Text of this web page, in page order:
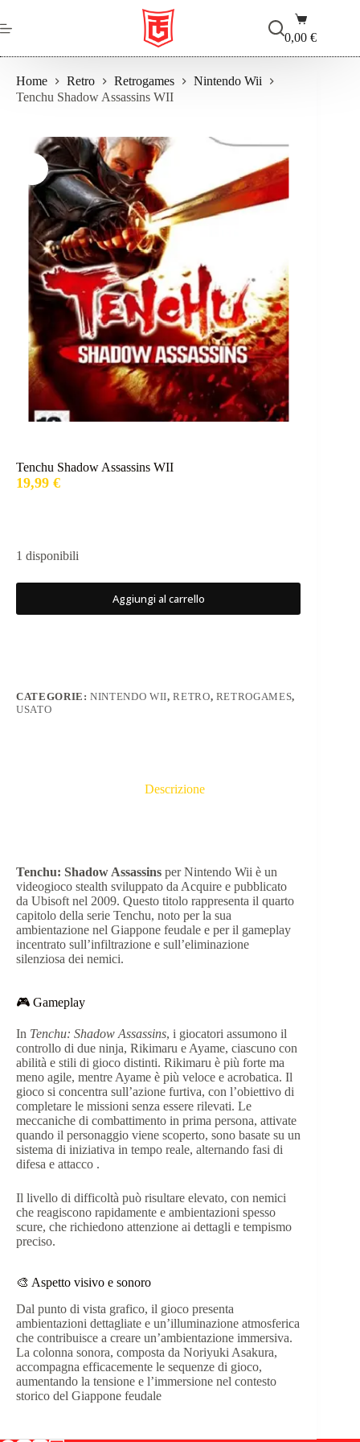
al
contenuto
Carrello
0,00€
Home Retro Retrogames
Nintendo Wii
Tenchu Shadow Assassins WII
Tenchu Shadow Assassins WII
19,99 €
1 disponibili
Aggiungi al carrello
CATEGORIE:NINTENDO WII,RETRO, RETROGAMES,
USATO
Descrizione
Tenchu: Shadow Assassins per Nintendo Wii è un
videogioco stealth sviluppato da Acquire e pubblicato
da Ubisoft nel 2009. Questo titolo rappresenta il quarto
capitolo della serie Tenchu, noto per la sua
ambientazione nel Giappone feudale e per il gameplay
incentrato sull’infiltrazione e sull’eliminazione
silenziosa dei nemici.
🎮 Gameplay
In Tenchu: Shadow Assassins, i giocatori assumono il
controllo di due ninja, Rikimaru e Ayame, ciascuno con
abilità e stili di gioco distinti. Rikimaru è più forte ma
meno agile, mentre Ayame è più veloce e acrobatica. Il
gioco si concentra sull’azione furtiva, con l’obiettivo di
completare le missioni senza essere rilevati. Le
meccaniche di combattimento in prima persona, attivate
quando il personaggio viene scoperto, sono basate su un
sistema di iniziativa in tempo reale, alternando fasi di
difesa e attacco .
Il livello di difficoltà può risultare elevato, con nemici
che reagiscono rapidamente e ambientazioni spesso
scure, che richiedono attenzione ai dettagli e tempismo
preciso.
🎨 Aspetto visivo e sonoro
Dal punto di vista grafico, il gioco presenta
ambientazioni dettagliate e un’illuminazione atmosferica
che contribuisce a creare un’ambientazione immersiva.
La colonna sonora, composta da Noriyuki Asakura,
accompagna efficacemente le sequenze di gioco,
aumentando la tensione e l’immersione nel contesto
storico del Giappone feudale